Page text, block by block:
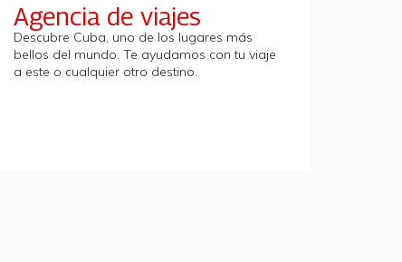
Agencia de viajes
Descubre Cuba, uno de los lugares más
bellos del mundo. Te ayudamos con tu viaje
a este o cualquier otro destino.